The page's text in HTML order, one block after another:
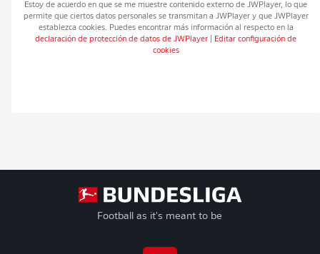
Estoy de acuerdo en que se me muestre contenido externo de JWPlayer, lo que
permite que ciertos datos personales se transmitan a JWPlayery que JWPlayer
establezca cookies. Puedes encontrar más información al respecto en la
declaración de protección de datos de JWPlayer
Editar configuración de
cookies
Football as it's meant to be